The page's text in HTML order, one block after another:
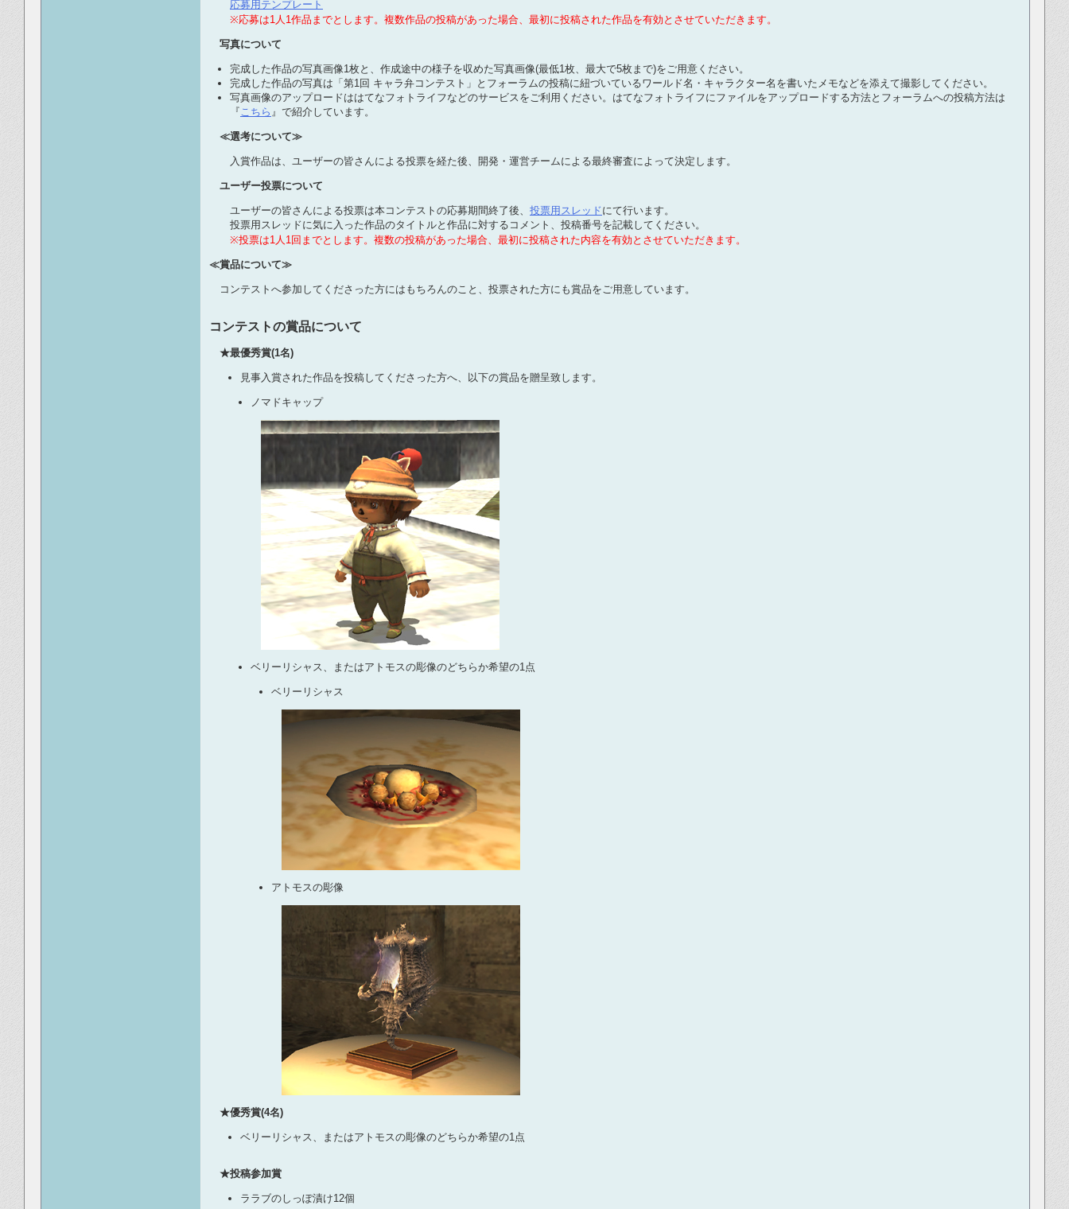
応募用テンプレート
※応募は1人1作品までとします。複数作品の投稿があった場合、最初に投稿された作品を有効とさせていただきます。
写真について
完成した作品の写真画像1枚と、作成途中の様子を収めた写真画像(最低1枚、最大で5枚まで)をご用意ください。
完成した作品の写真は「第1回 キャラ弁コンテスト」とフォーラムの投稿に紐づいているワールド名・キャラクター名を書いたメモなどを添えて撮影してください。
写真画像のアップロードははてなフォトライフなどのサービスをご利用ください。はてなフォトライフにファイルをアップロードする方法とフォーラムへの投稿方法は
『こちら 』で紹介しています。
≪選考について≫
入賞作品は、ユーザーの皆さんによる投票を経た後、開発・運営チームによる最終審査によって決定します。
ユーザー投票について
ユーザーの皆さんによる投票は本コンテストの応募期間終了後、 投票用スレッドにて行います。
投票用スレッドに気に入った作品のタイトルと作品に対するコメント、投稿番号を記載してください。
※投票は1人1回までとします。複数の投稿があった場合、最初に投稿された内容を有効とさせていただきます。
≪賞品について≫
コンテストへ参加してくださった方にはもちろんのこと、投票された方にも賞品をご用意しています。
コンテストの賞品について
★最優秀賞(1名)
見事入賞された作品を投稿してくださった方へ、以下の賞品を贈呈致します。
ノマドキャップ
ベリーリシャス、またはアトモスの彫像のどちらか希望の1点
ベリーリシャス
アトモスの彫像
★優秀賞(4名)
ベリーリシャス、またはアトモスの彫像のどちらか希望の1点
★投稿参加賞
ララブのしっぽ漬け12個